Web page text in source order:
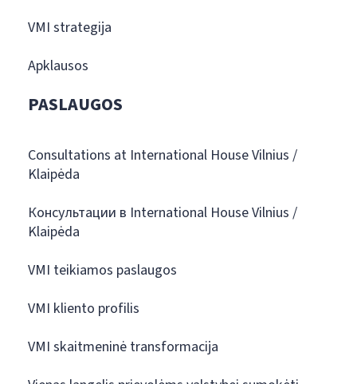
VMI strategija
Apklausos
PASLAUGOS
Consultations at International House Vilnius /
Klaipėda
Консультации в International House Vilnius /
Klaipėda
VMI teikiamos paslaugos
VMI kliento profilis
VMI skaitmeninė transformacija